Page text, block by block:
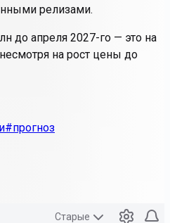
релизами.
до апреля 2027-го — это на
на рост цены до
#прогноз
Старые